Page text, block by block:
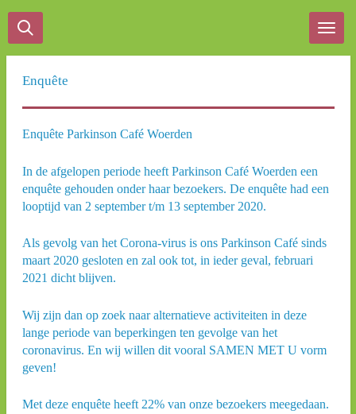
Ga
direct
naar
Enquête
Enquête Parkinson Café Woerden
In de afgelopen periode heeft Parkinson Café Woerden een
enquête gehouden onder haar bezoekers. De enquête had een
looptijd van 2 september t/m 13 september 2020.
Als gevolg van het Corona-virus is ons Parkinson Café sinds
maart 2020 gesloten en zal ook tot, in ieder geval, februari
2021 dicht blijven.
Wij zijn dan op zoek naar alternatieve activiteiten in deze
lange periode van beperkingen ten gevolge van het
coronavirus. En wij willen dit vooral SAMEN MET U vorm
geven!
Met deze enquête heeft 22% van onze bezoekers meegedaan.